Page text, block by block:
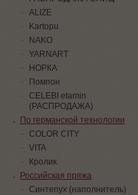
ALIZE
Kartopu
NAKO
YARNART
НОРКА
Помпон
СELEBI etamin
(РАСПРОДАЖА)
По германской технологии
COLOR CITY
VITA
Кролик
Российская пряжа
Синтепух (наполнитель)